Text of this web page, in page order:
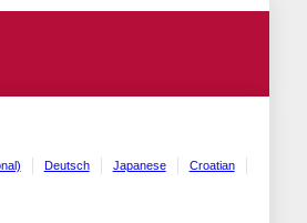
Deutsch Japanese
Croatian